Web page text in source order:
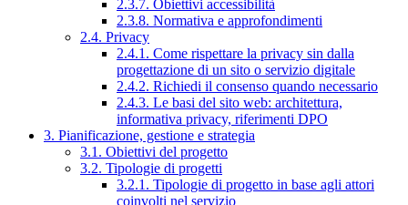
2.3.7. Obiettivi accessibilità
2.3.8. Normativa e approfondimenti
2.4. Privacy
2.4.1. Come rispettare la privacy sin dalla
progettazione di un sito o servizio digitale
2.4.2. Richiedi il consenso quando necessario
2.4.3. Le basi del sito web: architettura,
informativa privacy, riferimenti DPO
3. Pianificazione, gestione e strategia
3.1. Obiettivi del progetto
3.2. Tipologie di progetti
3.2.1. Tipologie di progetto in base agli attori
coinvolti nel servizio